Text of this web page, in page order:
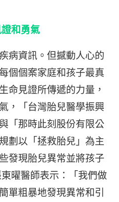
和勇氣
病資訊。但撼動人心的
個個案家庭和孩子最真
命見證所傳遞的力量，
，「台灣胎兒醫學振興
「那時此刻股份有限公
劃以「拯救胎兒」為主
發現胎兒異常並將孩子
曜醫師表示：「我們做
單粗暴地發現異常和引